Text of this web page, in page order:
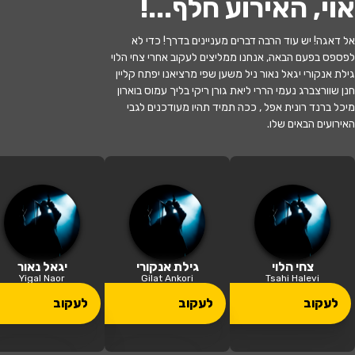
האירוע חלף
הערת שוליים
מתי?20:30 | 07.06
איפה?רחובות בית העם - רחובות
כמה עולה?
אוי, האירוע חלף...!
אל דאגה! יש עוד הרבה דברים מעניינים בדרך! כדי לא
לפספס בפעם הבאה, אנחנו ממליצים לעקוב אחרי צחי הלוי
גילת אנקורי יגאל נאור ניל משען שפי מרציאנו יפתח קליין
חנן שוורצברג נעמי הררי ליאת גורן ריקי בליך עמוס בוארון
מיכל ברנד רונית אפל , ככה תמיד תהיו מעודכנים לגבי
האירועים הבאים שלו.
צחי הלוי
Tsahi Halevi
לעקוב
גילת אנקורי
Gilat Ankori
לעקוב
יגאל נאור
Yigal Naor
לעקוב